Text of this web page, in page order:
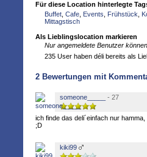
Für diese Location hinterlegte
Buffet Cafe Events Frühstück
Mittagstisch
Als Lieblingslocation markieren
Nur angemeldete Benutzer
235 User haben déli bereits als
2 Bewertungen mit
someone_____ - 27
ich finde das deli´einfach nur
;D
kiki99